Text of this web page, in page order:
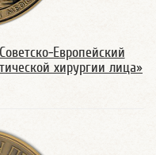
Европейский
хирургии лица»